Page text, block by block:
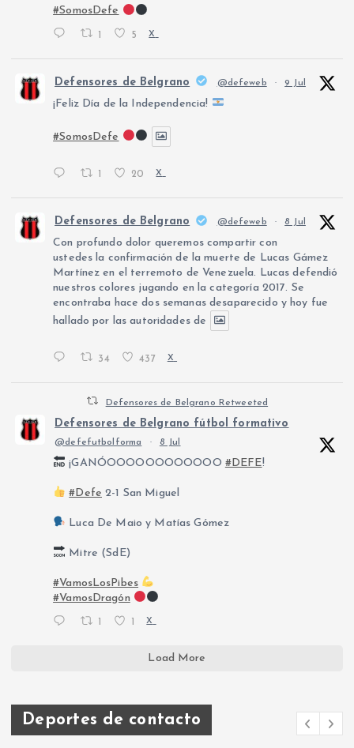
#SomosDefe
1 5 X
Defensores de Belgrano @defeweb · 9 Jul
¡Feliz Día de la Independencia!
#SomosDefe
20 X
Defensores de Belgrano @defeweb · 8 Jul
Con profundo dolor queremos compartir con
ustedes la confirmación de la muerte de Lucas Gámez
Martínez en el terremoto de Venezuela. Lucas defendió
nuestros colores jugando en la categoría 2017. Se
encontraba hace dos semanas desaparecido y hoy fue
hallado por las autoridades de
34 437 X
Defensores de Belgrano Retweeted
Defensores de Belgrano fútbol formativo
@defefutbolforma · 8 Jul
¡GANÓOOOOOOOOOOOO #DEFE!
#Defe 2-1 San Miguel
Luca De Maio y Matías Gómez
Mitre (SdE)
#VamosLosPibes
#VamosDragón
1 1 X
Load More
Deportes de contacto